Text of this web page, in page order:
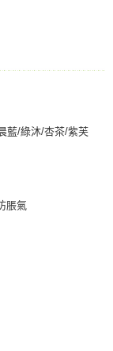
「AFTEE先享後付」
可透過四大超商／
成。
需透過AFTEE先享
示為準，若有關於
「AFTEE先享後付
home
付」服務完成之交
關給付款項請求債
意方可使用
公司不負相關責
藍/綠沐/杏茶/紫芙
脹氣